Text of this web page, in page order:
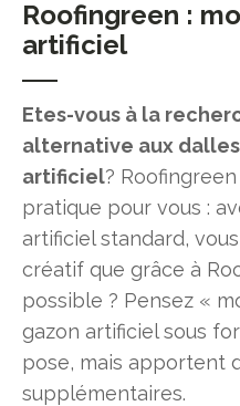
Roofingreen :
artificiel
Etes-vous à la
alternative aux
artificiel?
pratique pour vous :
artificiel standard,
créatif que grâce à
possible ? Pensez «
gazon artificiel sous
pose, mais apportent
supplémentaires.